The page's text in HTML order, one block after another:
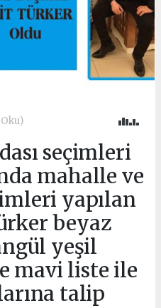
seçimleri
mahalle ve
yapılan
beyaz
yeşil
mavi liste ile
talip